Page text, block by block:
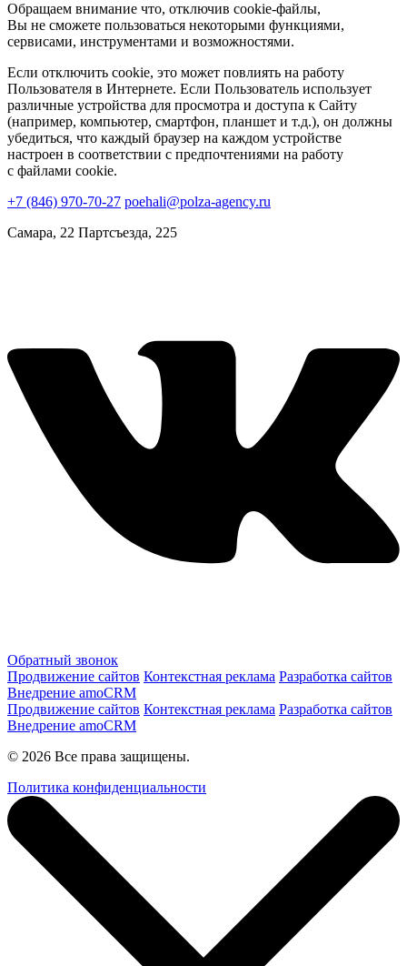
Обращаем внимание что, отключив cookie-файлы,
Вы не сможете пользоваться некоторыми функциями,
сервисами, инструментами и возможностями.
Если отключить cookie, это может повлиять на работу
Пользователя в Интернете. Если Пользователь использует
различные устройства для просмотра и доступа к Сайту
(например, компьютер, смартфон, планшет и т.д.), он должны
убедиться, что каждый браузер на каждом устройстве
настроен в соответствии с предпочтениями на работу
с файлами cookie.
+7 (846) 970-70-27 poehali@polza-agency.ru
Самара, 22 Партсъезда, 225
Обратный звонок
Продвижение сайтов Контекстная реклама Разработка сайтов
Внедрение amoCRM
Продвижение сайтов Контекстная реклама Разработка сайтов
Внедрение amoCRM
© 2026 Все права защищены.
Политика конфиденциальности